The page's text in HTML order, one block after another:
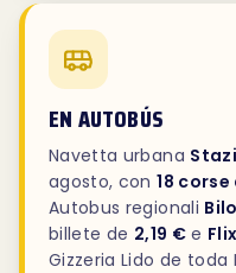
EN AUTOBÚS
Navetta urbana
agosto, con18
Autobus regionali
billete de 2,19 €e
Gizzeria Lido de toda